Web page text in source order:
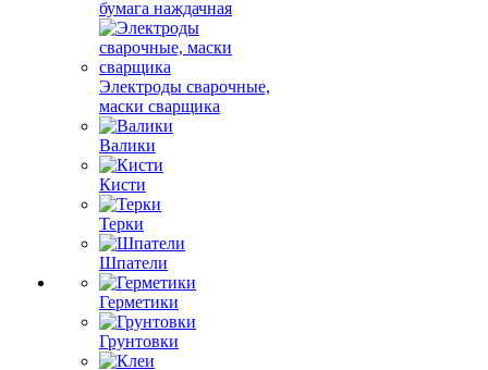
бумага наждачная
Электроды сварочные,
маски сварщика
Валики
Кисти
Терки
Шпатели
Герметики
Грунтовки